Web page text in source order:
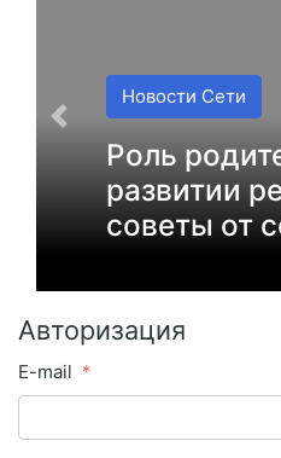
Новости Сети
Роль
развитии
советы от
Авторизация
E-mail